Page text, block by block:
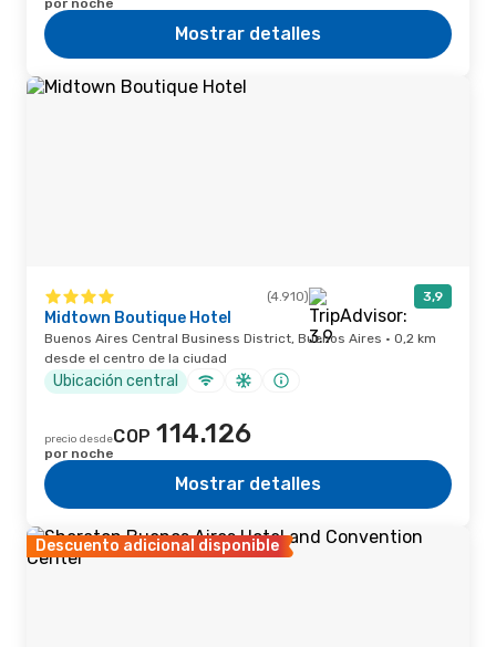
por noche
Mostrar detalles
(4.910) 3,9
Midtown Boutique Hotel
Buenos Aires Central Business District, Buenos Aires · 0,2 km
desde el centro de la ciudad
Ubicación central
precio desdeCOP 114.126
por noche
Mostrar detalles
Descuento adicional disponible